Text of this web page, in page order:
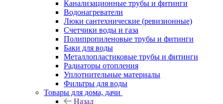
Канализационные трубы и фитинги
Водонагреватели
Люки сантехнические (ревизионные)
Счетчики воды и газа
Полипропиленовые трубы и фитинги
Баки для воды
Металлопластиковые трубы и фитинги
Радиаторы отопления
Уплотнительные материалы
Фильтры для воды
Товары для дома, дачи
Назад